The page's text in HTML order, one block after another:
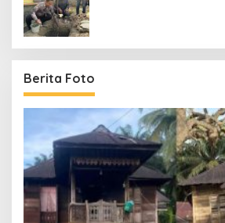
Berita Foto